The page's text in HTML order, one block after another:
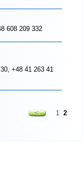
608 209 332
, +48 41 263 41
1 2